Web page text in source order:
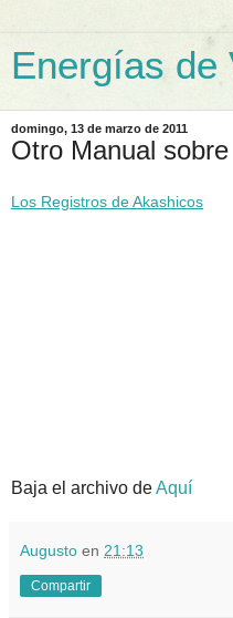
Energías de
domingo, 13 de marzo de 2011
Otro Manual
Los Registros de Akashicos
Baja el archivo deAquí
Augusto en 21:13
Compartir